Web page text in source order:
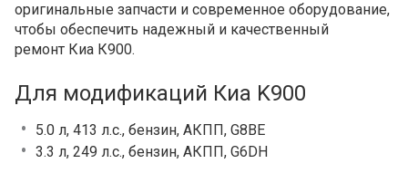
оригинальные запчасти и современное оборудование,
чтобы обеспечить надежный и качественный
ремонт Киа К900.
Для модификаций Киа K900
5.0 л, 413 л.с., бензин, АКПП, G8BE
3.3 л, 249 л.с., бензин, АКПП, G6DH